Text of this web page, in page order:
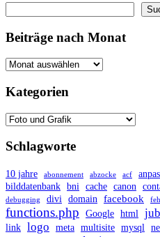
Beiträge nach Monat
Kategorien
Schlagworte
10 jahre abonnement abzocke acf
bilddatenbank bni cache canon
debugging divi domain facebook
functions.php Google html
link logo meta multisite mysql